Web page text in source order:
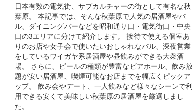
日本有数の電気街、サブカルチャーの街として有名な秋
葉原。 本記事では、そんな秋葉原で人気の居酒屋やバ
ル、ダイニングバーなどを昭和通り口・電気街口・中央
口の3エリアに分けて紹介します。 接待で使える個室あ
りのお店や女子会で使いたいおしゃれなバル、深夜営業
をしているワイガヤ系居酒屋や昼飲みができる大衆酒
場。 さらに、ビールの種類が豊富なビアホール、飲み放
題が安い居酒屋、喫煙可能なお店までを幅広くピックア
ップ。 飲み会やデート、一人飲みなど様々なシーンで利
用できる安くて美味しい秋葉原の居酒屋を厳選しまし
た。